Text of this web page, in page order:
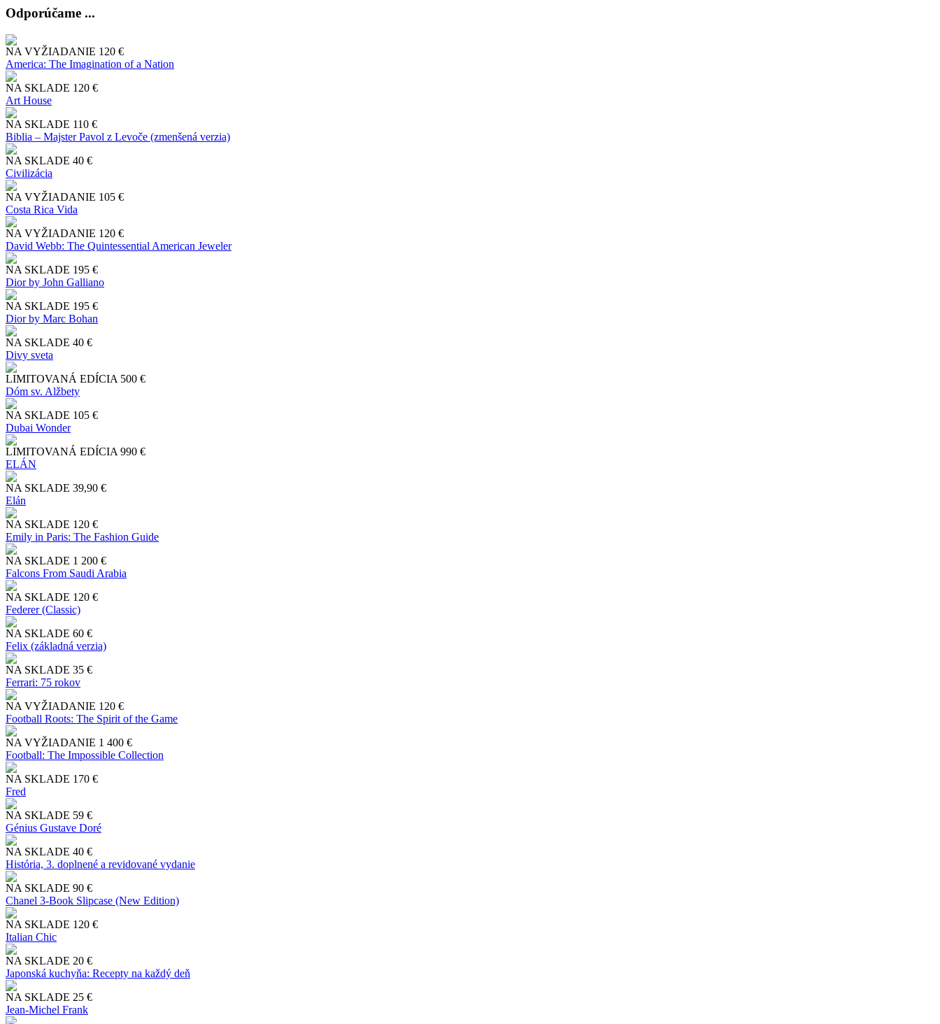
Odporúčame ...
NA VYŽIADANIE 120 €
America: The Imagination of a Nation
NA SKLADE 120 €
Art House
NA SKLADE 110 €
Biblia – Majster Pavol z Levoče (zmenšená verzia)
NA SKLADE 40 €
Civilizácia
NA VYŽIADANIE 105 €
Costa Rica Vida
NA VYŽIADANIE 120 €
David Webb: The Quintessential American Jeweler
NA SKLADE 195 €
Dior by John Galliano
NA SKLADE 195 €
Dior by Marc Bohan
NA SKLADE 40 €
Divy sveta
LIMITOVANÁ EDÍCIA 500 €
Dóm sv. Alžbety
NA SKLADE 105 €
Dubai Wonder
LIMITOVANÁ EDÍCIA 990 €
ELÁN
NA SKLADE 39,90 €
Elán
NA SKLADE 120 €
Emily in Paris: The Fashion Guide
NA SKLADE 1 200 €
Falcons From Saudi Arabia
NA SKLADE 120 €
Federer (Classic)
NA SKLADE 60 €
Felix (základná verzia)
NA SKLADE 35 €
Ferrari: 75 rokov
NA VYŽIADANIE 120 €
Football Roots: The Spirit of the Game
NA VYŽIADANIE 1 400 €
Football: The Impossible Collection
NA SKLADE 170 €
Fred
NA SKLADE 59 €
Génius Gustave Doré
NA SKLADE 40 €
História, 3. doplnené a revidované vydanie
NA SKLADE 90 €
Chanel 3-Book Slipcase (New Edition)
NA SKLADE 120 €
Italian Chic
NA SKLADE 20 €
Japonská kuchyňa: Recepty na každý deň
NA SKLADE 25 €
Jean-Michel Frank